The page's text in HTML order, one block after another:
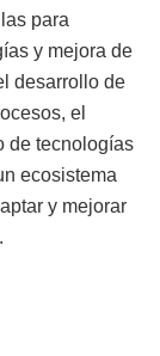
para
y mejora de
desarrollo de
el
de tecnologías
ecosistema
y mejorar